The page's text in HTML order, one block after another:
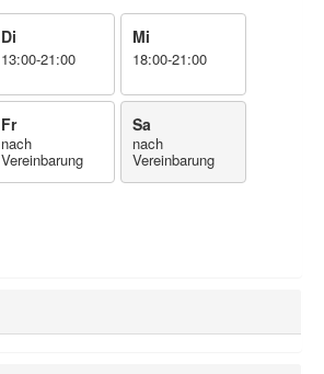
Di
13:00-21:00
Mi
18:00-21:00
Fr
nach
Vereinbarung
Sa
nach
Vereinbarung